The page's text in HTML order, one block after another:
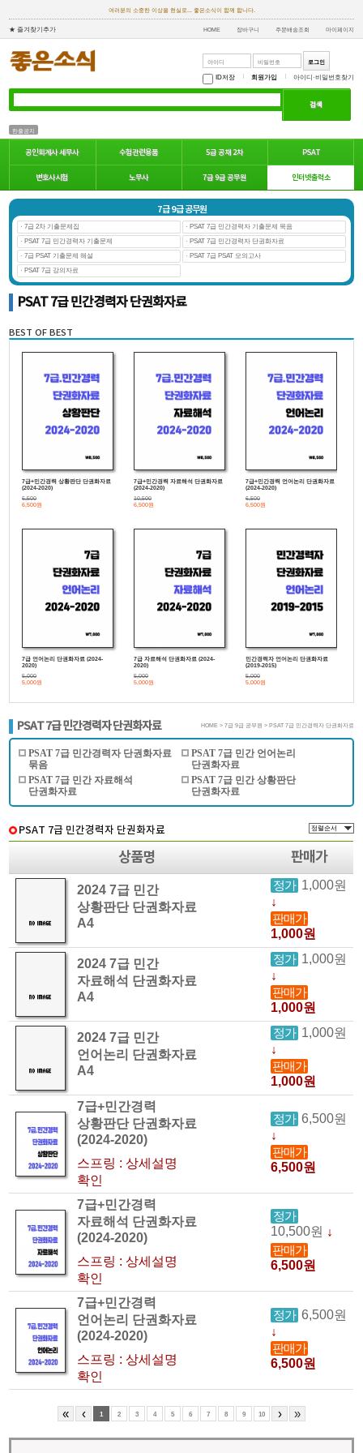
여러분의 소중한 이상을 현실로... 좋은소식이 함께 합니다.
★ 즐겨찾기추가 HOME 장바구니 주문배송조회 마이페이지
ID저장 회원가입 아이디·비밀번호찾기
한줄공지
공인회계사 세무사 수험관련용품 5급 공채 2차 PSAT
변호사시험 노무사 7급 9급 공무원 인터넷출력소
7급 9급 공무원
· 7급 2차 기출문제집
· PSAT 7급 민간경력자 기출문제 묵음
· PSAT 7급 민간경력자 기출문제
· PSAT 7급 민간경력자 단권화자료
· 7급 PSAT 기출문제 해설
· PSAT 7급 PSAT 모의고사
· PSAT 7급 강의자료
PSAT 7급 민간경력자 단권화자료
BEST OF BEST
7급+민간경력 상황판단 단권화자료
(2024-2020)
6,500
6,500원
7급+민간경력 자료해석 단권화자료
(2024-2020)
10,500
6,500원
7급+민간경력 언어논리 단권화자료
(2024-2020)
6,500
6,500원
7급 언어논리 단권화자료 (2024-
2020)
5,000
5,000원
7급 자료해석 단권화자료 (2024-
2020)
5,000
5,000원
민간경력자 언어논리 단권화자료
(2019-2015)
5,000
5,000원
PSAT 7급 민간경력자 단권화자료 HOME > 7급 9급 공무원 > PSAT 7급 민간경력자 단권화자료
PSAT 7급 민간경력자 단권화자료
묶음
PSAT 7급 민간 언어논리
단권화자료
PSAT 7급 민간 자료해석
단권화자료
PSAT 7급 민간 상황판단
단권화자료
PSAT 7급 민간경력자 단권화자료
상품명 판매가
2024 7급 민간
상황판단 단권화자료
A4
정가 1,000원
↓
판매가
1,000원
2024 7급 민간
자료해석 단권화자료
A4
정가 1,000원
↓
판매가
1,000원
2024 7급 민간
언어논리 단권화자료
A4
정가 1,000원
↓
판매가
1,000원
7급+민간경력
상황판단 단권화자료
(2024-2020)
스프링 : 상세설명
확인
정가 6,500원
↓
판매가
6,500원
7급+민간경력
자료해석 단권화자료
(2024-2020)
스프링 : 상세설명
확인
정가
10,500원 ↓
판매가
6,500원
7급+민간경력
언어논리 단권화자료
(2024-2020)
스프링 : 상세설명
확인
정가 6,500원
↓
판매가
6,500원
« ‹ 1 2 3 4 5 6 7 8 9 10 › »